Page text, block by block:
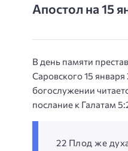
Апостол на 15
В день памяти
Саровского 15 января
богослужении
послание к Галатам
22 Плод же